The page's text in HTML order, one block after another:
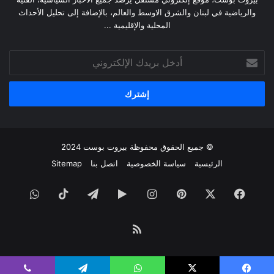
والرياضية في لبنان والشرق الاوسط والعالم، بالإضافة إلى تحليل الأحداث
المحلية والإقليمية ...
بريدك
الإلكتروني
© جميع الحقوق محفوظة بيروت بوست 2024
الرئيسية
سياسة الخصوصية اتصل بنا Sitemap
فيسبوك بينتيريستانستقرام‏Googleتيلقرام ‫TikTok
ملخص
الموقع